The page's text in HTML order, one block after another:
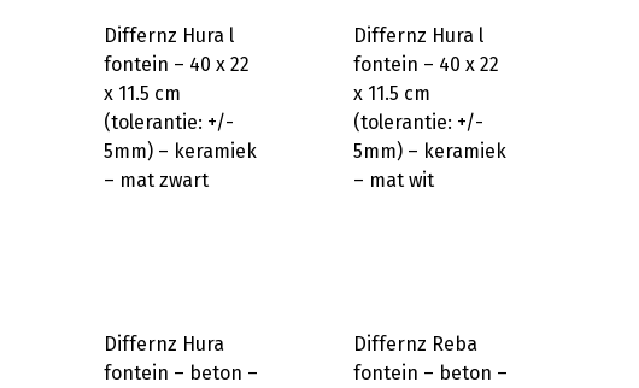
Differnz Hura l
fontein – 40 x 22
x 11.5 cm
(tolerantie: +/-
5mm) – keramiek
– mat zwart
Differnz Hura l
fontein – 40 x 22
x 11.5 cm
(tolerantie: +/-
5mm) – keramiek
– mat wit
Differnz Hura
fontein – beton –
Differnz Reba
fontein – beton –